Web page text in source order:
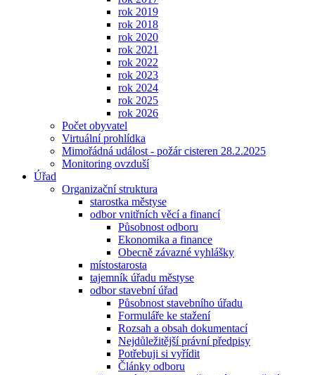
rok 2019
rok 2018
rok 2020
rok 2021
rok 2022
rok 2023
rok 2024
rok 2025
rok 2026
Počet obyvatel
Virtuální prohlídka
Mimořádná událost - požár cisteren 28.2.2025
Monitoring ovzduší
Úřad
Organizační struktura
starostka městyse
odbor vnitřních věcí a financí
Působnost odboru
Ekonomika a finance
Obecně závazné vyhlášky
místostarosta
tajemník úřadu městyse
odbor stavební úřad
Působnost stavebního úřadu
Formuláře ke stažení
Rozsah a obsah dokumentací
Nejdůležitější právní předpisy
Potřebuji si vyřídit
Články odboru